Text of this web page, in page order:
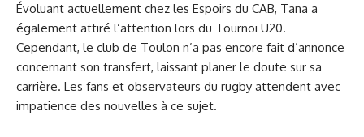
Évoluant actuellement chez les Espoirs du CAB, Tana a
également attiré l’attention lors du Tournoi U20.
Cependant, le club de Toulon n’a pas encore fait d’annonce
concernant son transfert, laissant planer le doute sur sa
carrière. Les fans et observateurs du rugby attendent avec
impatience des nouvelles à ce sujet.